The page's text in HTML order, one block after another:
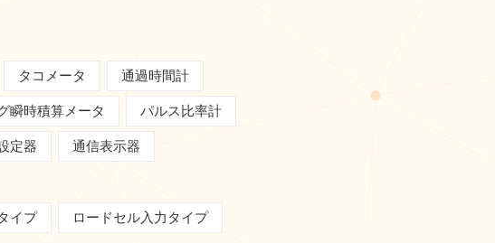
タコメータ 通過時間計
瞬時積算メータ パルス比率計
定器 通信表示器
イプ ロードセル入力タイプ